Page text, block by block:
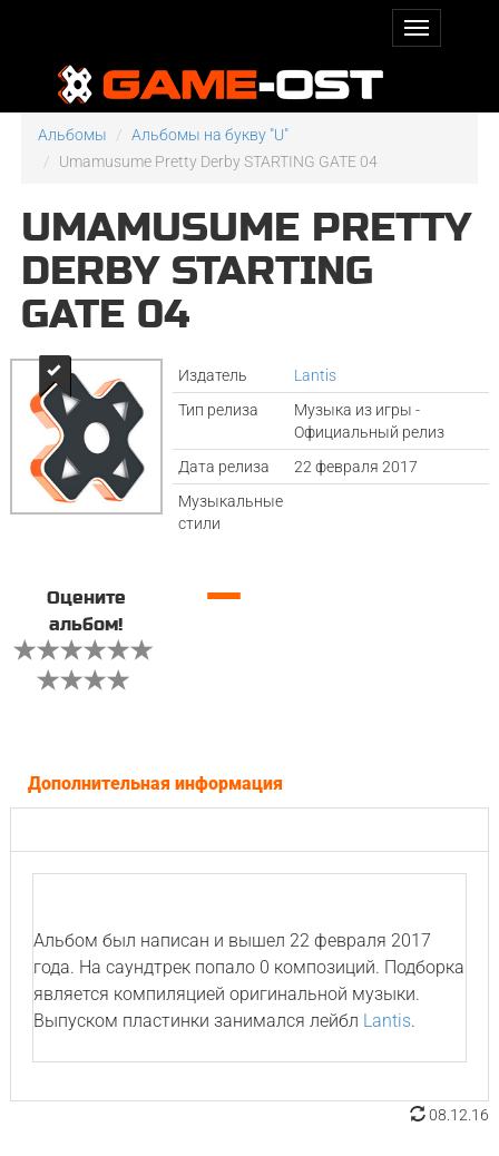
Альбомы
Альбомы на букву "U"
Umamusume Pretty Derby STARTING GATE 04
UMAMUSUME PRETTY
DERBY STARTING
GATE 04
Издатель
Lantis
Тип релиза
Музыка из игры -
Официальный релиз
Дата релиза
22 февраля 2017
Музыкальные
стили
Оцените
альбом!
—
Дополнительная информация
Альбом был написан и вышел 22 февраля 2017
года. На саундтрек попало 0 композиций. Подборка
является компиляцией оригинальной музыки.
Выпуском пластинки занимался лейбл Lantis.
08.12.16